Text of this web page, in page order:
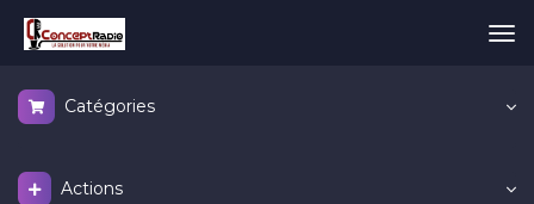
Catégories
Actions